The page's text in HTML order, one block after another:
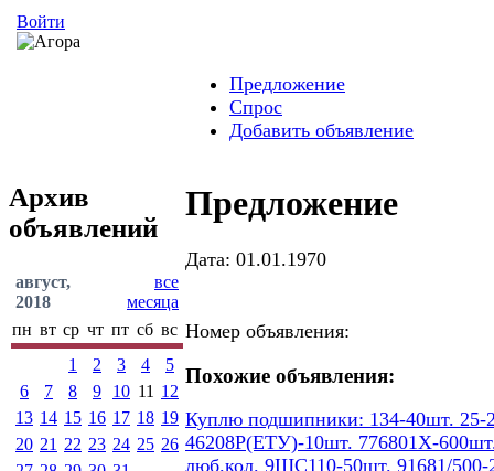
Войти
Предложение
Спрос
Добавить объявление
Архив
объявлений
август,
2018
все
месяца
пн вт ср чт пт сб вс
1
2 3 4
5
6
7 8 9 10 11 12
13 14 15 16 17 18 19
20 21 22 23 24 25 26
Предложение
Дата: 01.01.1970
Номер объявления:
Похожие объявления:
Куплю подшипники: 134-40шт.
46208Р(ЕТУ)-10шт. 776801Х-
люб.кол. 9ШС110-50шт. 91681/500-